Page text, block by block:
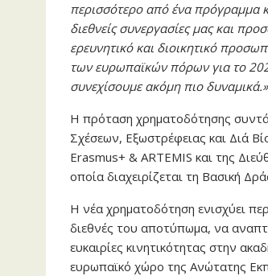
περισσότερο από ένα πρόγραμμα
διεθνείς συνεργασίες μας και
ερευνητικό και διοικητικό
των ευρωπαϊκών πόρων για το
συνεχίσουμε ακόμη πιο δυναμικά.»
Η πρόταση χρηματοδότησης
Σχέσεων, Εξωστρέφειας και Διά
Erasmus+ & ARTEMIS και της
οποία διαχειρίζεται τη Βασική
Η νέα χρηματοδότηση ενισχύει
διεθνές του αποτύπωμα, να
ευκαιρίες κινητικότητας στην
ευρωπαϊκό χώρο της Ανώτατης